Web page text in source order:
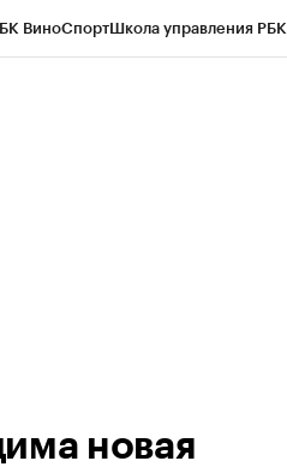
ВиноСпортШкола управления РБК
новая